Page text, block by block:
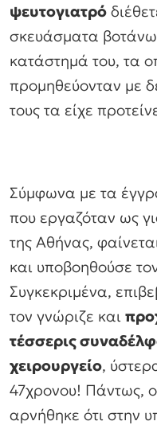
ψευτογιατρό
σκευάσματα
κατάστημά του, τα
προμηθεύονταν με
τους τα είχε
Σύμφωνα με τα
που εργαζόταν ως
της Αθήνας,
και υποβοηθούσε
Συγκεκριμένα,
τον γνώριζε και
τέσσερις
χειρουργείο,
47χρονου! Πάντως,
αρνήθηκε ότι στην